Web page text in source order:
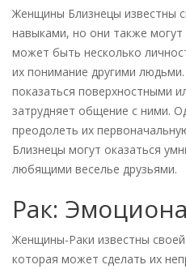
Женщины Близнецы известны
навыками, но они также
может быть несколько
их понимание другими
показаться поверхностными
затрудняет общение с ними.
преодолеть их
Близнецы могут оказаться
любящими веселье друзьями.
Рак:
Женщины-Раки известны
которая может сделать их